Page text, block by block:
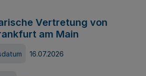
Vertretung von
am Main
16.07.2026